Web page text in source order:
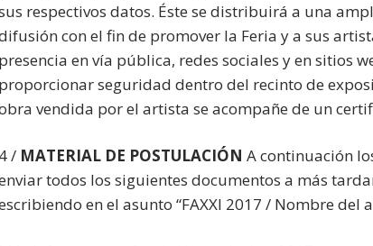
respectivos datos. Éste se distribuirá a una
con el fin de promover la Feria y a sus
presencia en vía pública, redes sociales y en sitios
proporcionar seguridad dentro del recinto de
vendida por el artista se acompañe de un
4 / MATERIAL DE POSTULACIÓN A continuación
todos los siguientes documentos a más
en el asunto “FAXXI 2017 / Nombre del